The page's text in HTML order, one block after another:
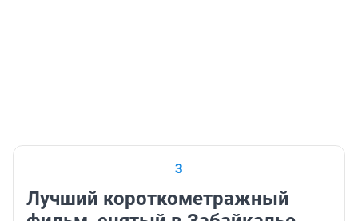
3
Лучший короткометражный